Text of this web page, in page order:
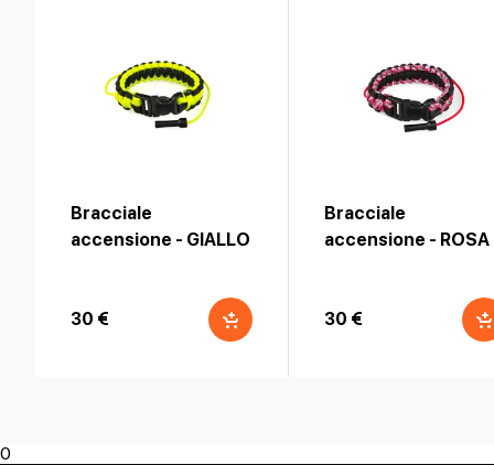
Bracciale
accensione - GIALLO
30 €
Bracciale
accensione - ROSA
30 €
0